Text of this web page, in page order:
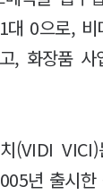
0으로,
, 화장품
(VIDI
년 출시